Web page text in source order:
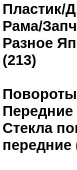
Пластик/
Рама/
Разное
(213)
Передние
Стекла
передние